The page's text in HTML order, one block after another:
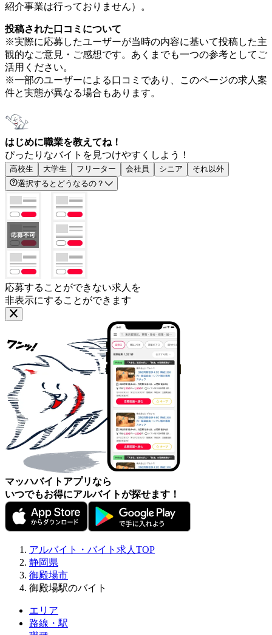
紹介事業は行っておりません）。
投稿された口コミについて
※実際に応募したユーザーが当時の内容に基いて投稿した主
観的なご意見・ご感想です。あくまでも一つの参考としてご
活用ください。
※一部のユーザーによる口コミであり、このページの求人案
件と実態が異なる場合もあります。
はじめに職業を教えてね！
ぴったりなバイトを見つけやすくしよう！
高校生 大学生 フリーター 会社員 シニア
それ以外
選択するとどうなるの？
応募することができない求人を
非表示にすることができます
マッハバイトアプリなら
いつでもお得にアルバイトが探せます！
アルバイト・バイト求人TOP
静岡県
御殿場市
御殿場駅のバイト
エリア
路線・駅